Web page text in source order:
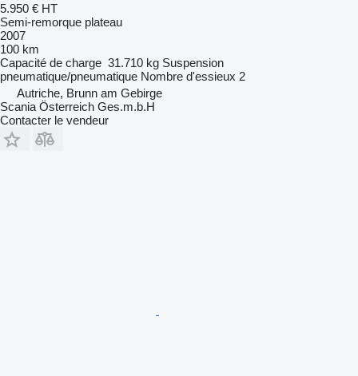
5.950 € HT
Semi-remorque plateau
2007
100 km
Capacité de charge 31.710 kg Suspension
pneumatique/pneumatique Nombre d'essieux 2
Autriche, Brunn am Gebirge
Scania Österreich Ges.m.b.H
Contacter le vendeur